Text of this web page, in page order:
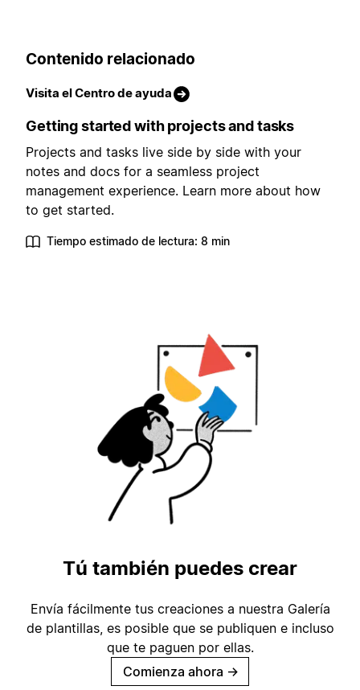
Contenido relacionado
Visita el Centro de ayuda
Getting started with projects and tasks
Projects and tasks live side by side with your
notes and docs for a seamless project
management experience. Learn more about how
to get started.
Tiempo estimado de lectura: 8 min
Tú también puedes crear
Envía fácilmente tus creaciones a nuestra Galería
de plantillas, es posible que se publiquen e incluso
que te paguen por ellas.
Comienza ahora →